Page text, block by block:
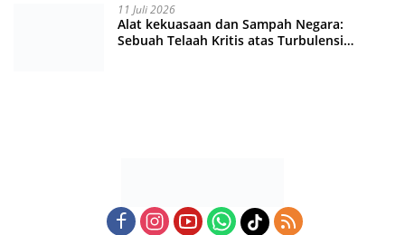
11 Juli 2026
Alat kekuasaan dan Sampah Negara:
Sebuah Telaah Kritis atas Turbulensi